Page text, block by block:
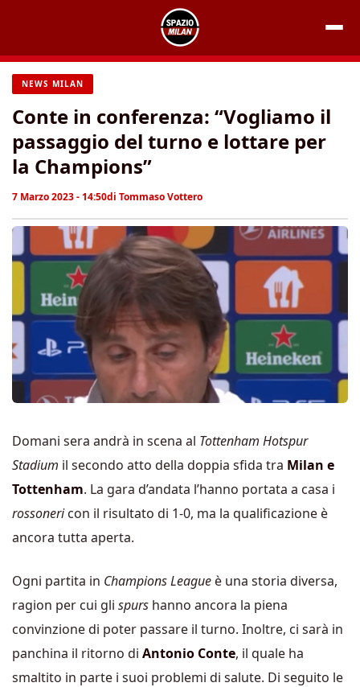
contenuto
NEWS MILAN
Conte in conferenza: “Vogliamo il
passaggio del turno e lottare per
la Champions”
7 Marzo 2023 - 14:50di Tommaso Vottero
Domani sera andrà in scena al Tottenham Hotspur
Stadium il secondo atto della doppia sfida tra Milan e
Tottenham. La gara d’andata l’hanno portata a casa i
rossonericon il risultato di 1-0, ma la qualificazione è
ancora tutta aperta.
Ogni partita in Champions League è una storia diversa,
ragion per cui gli spurs hanno ancora la piena
convinzione di poter passare il turno. Inoltre, ci sarà in
panchina il ritorno di Antonio Conte, il quale ha
smaltito in parte i suoi problemi di salute. Di seguito le